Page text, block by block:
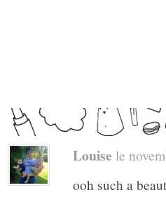
Louise le
ooh such a